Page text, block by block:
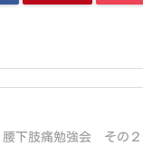
腰下肢痛勉強会 その２